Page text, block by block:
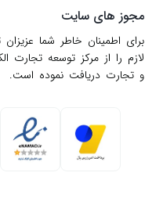
مجوز های سایت
برای اطمینان خاطر شما
لازم را از مركز توسعه تجارت
و تجارت دریافت نموده است.